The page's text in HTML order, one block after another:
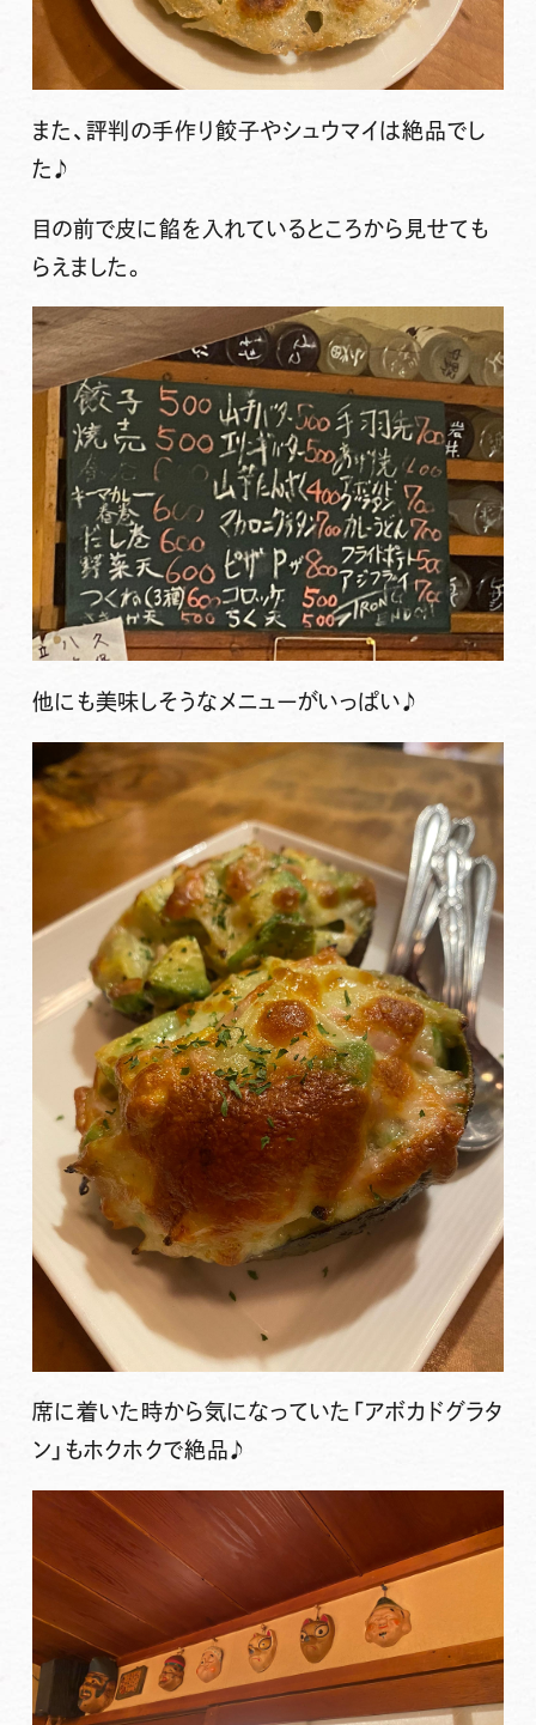
また、評判の手作り餃子やシュウマイは絶品でし
た♪
目の前で皮に餡を入れているところから見せても
らえました。
他にも美味しそうなメニューがいっぱい♪
席に着いた時から気になっていた「アボカドグラタ
ン」もホクホクで絶品♪